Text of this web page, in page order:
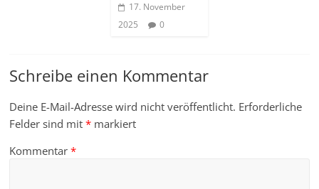
17. November
2025
0
Schreibe einen Kommentar
Deine E-Mail-Adresse wird nicht veröffentlicht. Erforderliche
Felder sind mit* markiert
Kommentar*